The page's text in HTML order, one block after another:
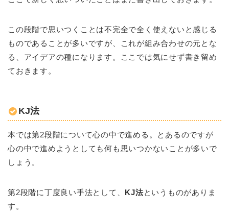
この段階で思いつくことは不完全で全く使えないと感じる
ものであることが多いですが、これが組み合わせの元とな
る、アイデアの種になります。ここでは気にせず書き留め
ておきます。
KJ法
本では第2段階について心の中で進める。とあるのですが
心の中で進めようとしても何も思いつかないことが多いで
しょう。
第2段階に丁度良い手法として、 KJ法というものがありま
す。